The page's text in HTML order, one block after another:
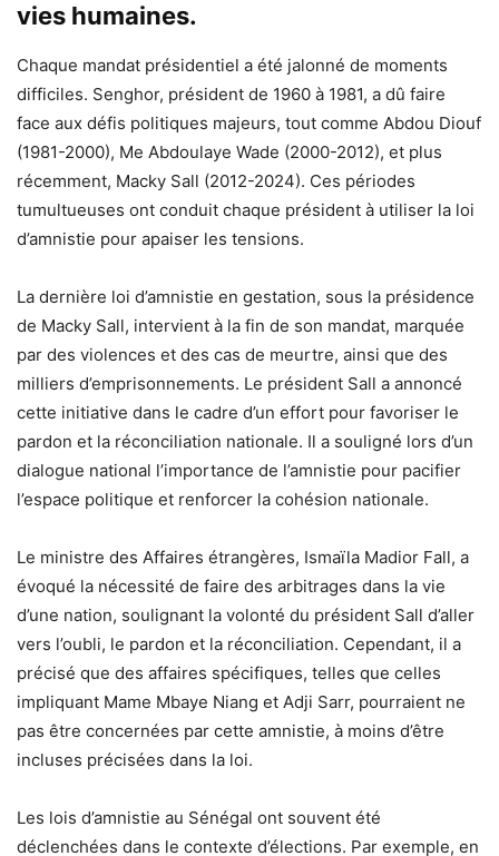
vies humaines.
Chaque mandat présidentiel a été jalonné de moments
difficiles. Senghor, président de 1960 à 1981, a dû faire
face aux défis politiques majeurs, tout comme Abdou Diouf
(1981-2000), Me Abdoulaye Wade (2000-2012), et plus
récemment, Macky Sall (2012-2024). Ces périodes
tumultueuses ont conduit chaque président à utiliser la loi
d’amnistie pour apaiser les tensions.
La dernière loi d’amnistie en gestation, sous la présidence
de Macky Sall, intervient à la fin de son mandat, marquée
par des violences et des cas de meurtre, ainsi que des
milliers d’emprisonnements. Le président Sall a annoncé
cette initiative dans le cadre d’un effort pour favoriser le
pardon et la réconciliation nationale. Il a souligné lors d’un
dialogue national l’importance de l’amnistie pour pacifier
l’espace politique et renforcer la cohésion nationale.
Le ministre des Affaires étrangères, Ismaïla Madior Fall, a
évoqué la nécessité de faire des arbitrages dans la vie
d’une nation, soulignant la volonté du président Sall d’aller
vers l’oubli, le pardon et la réconciliation. Cependant, il a
précisé que des affaires spécifiques, telles que celles
impliquant Mame Mbaye Niang et Adji Sarr, pourraient ne
pas être concernées par cette amnistie, à moins d’être
incluses précisées dans la loi.
Les lois d’amnistie au Sénégal ont souvent été
déclenchées dans le contexte d’élections. Par exemple, en